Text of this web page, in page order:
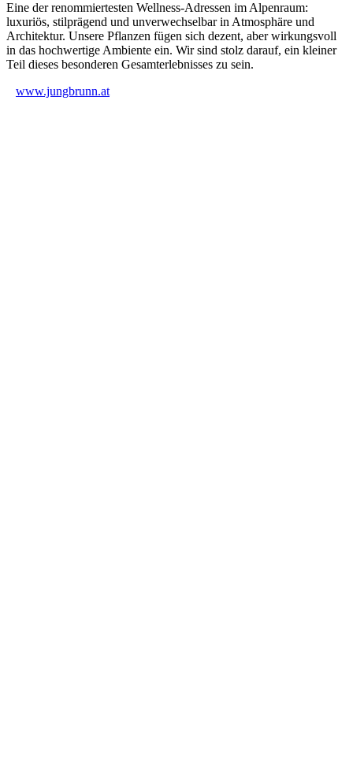
Eine der renommiertesten Wellness-Adressen im Alpenraum:
luxuriös, stilprägend und unverwechselbar in Atmosphäre und
Architektur. Unsere Pflanzen fügen sich dezent, aber wirkungsvoll
in das hochwertige Ambiente ein. Wir sind stolz darauf, ein kleiner
Teil dieses besonderen Gesamterlebnisses zu sein.
www.jungbrunn.at